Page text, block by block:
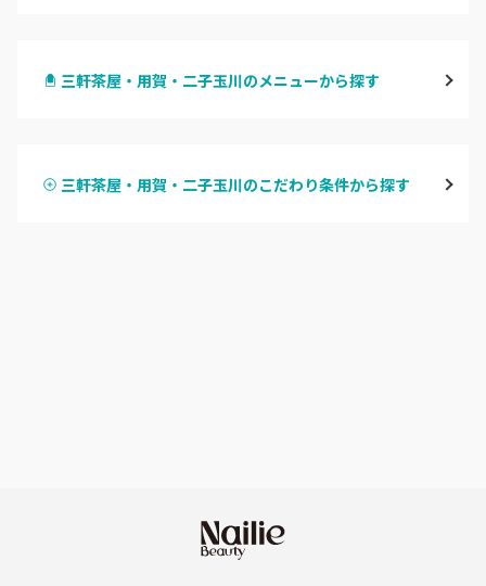
原宿
三軒茶屋・用賀・二子玉川のメニューから探す
ハンドスカルプ
三軒茶屋・用賀・二子玉川のこだわり条件から探す